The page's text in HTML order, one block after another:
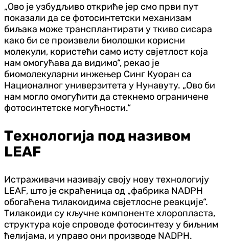
„Ово је узбудљиво откриће јер смо први пут
показали да се фотосинтетски механизам
биљака може трансплантирати у ткиво сисара
како би се произвели биолошки корисни
молекули, користећи само исту свјетлост која
нам омогућава да видимо“, рекао је
биомолекуларни инжењер Синг Куоран са
Националног универзитета у Нунавуту. „Ово би
нам могло омогућити да стекнемо ограничене
фотосинтетске могућности.“
Технологија под називом
LEAF
Истраживачи називају своју нову технологију
LEAF, што је скраћеница од „фабрика NADPH
обогаћена тилакоидима свјетлосне реакције“.
Тилакоиди су кључне компоненте хлоропласта,
структура које спроводе фотосинтезу у биљним
ћелијама, и управо они производе NADPH.